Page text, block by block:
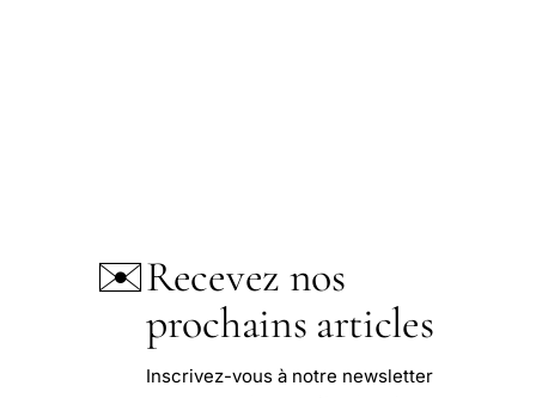
✉️Recevez nos
prochains articles
Inscrivez-vous à notre newsletter